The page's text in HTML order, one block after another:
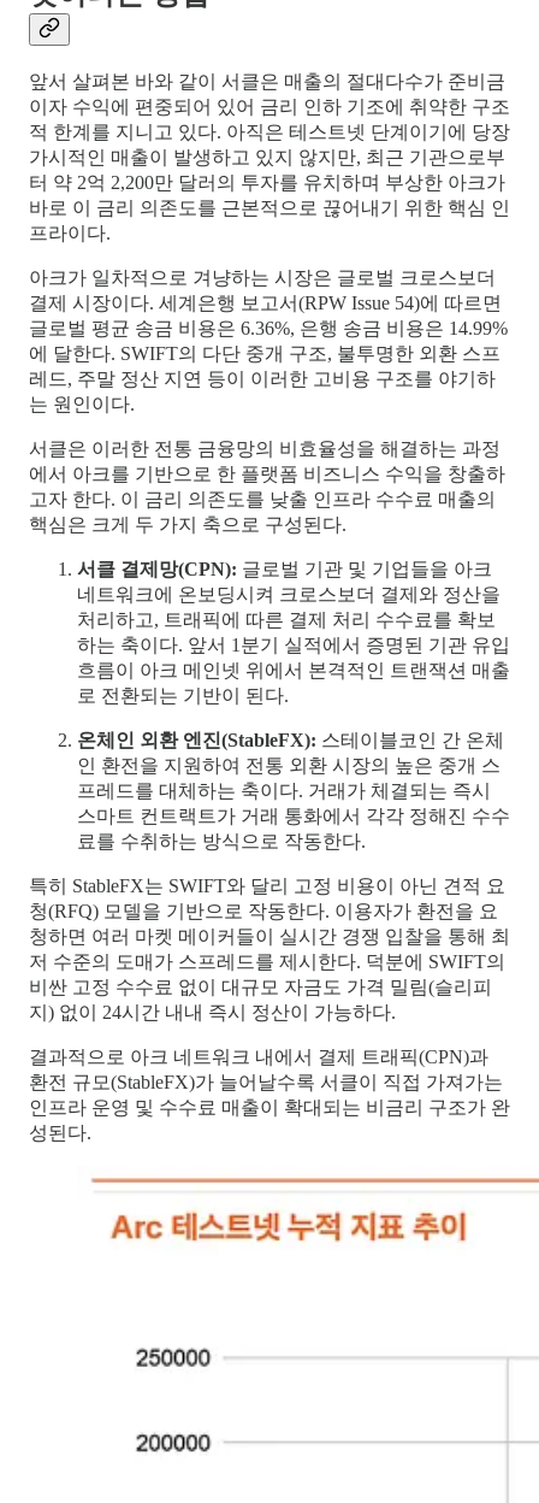
앞서 살펴본 바와 같이 서클은 매출의 절대다수가 준비금
이자 수익에 편중되어 있어 금리 인하 기조에 취약한 구조
적 한계를 지니고 있다. 아직은 테스트넷 단계이기에 당장
가시적인 매출이 발생하고 있지 않지만, 최근 기관으로부
터 약 2억 2,200만 달러의 투자를 유치하며 부상한 아크가
바로 이 금리 의존도를 근본적으로 끊어내기 위한 핵심 인
프라이다.
아크가 일차적으로 겨냥하는 시장은 글로벌 크로스보더
결제 시장이다. 세계은행 보고서(RPW Issue 54)에 따르면
글로벌 평균 송금 비용은 6.36%, 은행 송금 비용은 14.99%
에 달한다. SWIFT의 다단 중개 구조, 불투명한 외환 스프
레드, 주말 정산 지연 등이 이러한 고비용 구조를 야기하
는 원인이다.
서클은 이러한 전통 금융망의 비효율성을 해결하는 과정
에서 아크를 기반으로 한 플랫폼 비즈니스 수익을 창출하
고자 한다. 이 금리 의존도를 낮출 인프라 수수료 매출의
핵심은 크게 두 가지 축으로 구성된다.
서클 결제망(CPN): 글로벌 기관 및 기업들을 아크
네트워크에 온보딩시켜 크로스보더 결제와 정산을
처리하고, 트래픽에 따른 결제 처리 수수료를 확보
하는 축이다. 앞서 1분기 실적에서 증명된 기관 유입
흐름이 아크 메인넷 위에서 본격적인 트랜잭션 매출
로 전환되는 기반이 된다.
온체인 외환 엔진(StableFX): 스테이블코인 간 온체
인 환전을 지원하여 전통 외환 시장의 높은 중개 스
프레드를 대체하는 축이다. 거래가 체결되는 즉시
스마트 컨트랙트가 거래 통화에서 각각 정해진 수수
료를 수취하는 방식으로 작동한다.
특히 StableFX는 SWIFT와 달리 고정 비용이 아닌 견적 요
청(RFQ) 모델을 기반으로 작동한다. 이용자가 환전을 요
청하면 여러 마켓 메이커들이 실시간 경쟁 입찰을 통해 최
저 수준의 도매가 스프레드를 제시한다. 덕분에 SWIFT의
비싼 고정 수수료 없이 대규모 자금도 가격 밀림(슬리피
지) 없이 24시간 내내 즉시 정산이 가능하다.
결과적으로 아크 네트워크 내에서 결제 트래픽(CPN)과
환전 규모(StableFX)가 늘어날수록 서클이 직접 가져가는
인프라 운영 및 수수료 매출이 확대되는 비금리 구조가 완
성된다.